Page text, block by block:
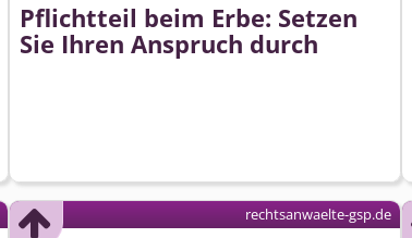
Pflichtteil beim Erbe: Setzen
Sie Ihren Anspruch durch
rechtsanwaelte-gsp.de